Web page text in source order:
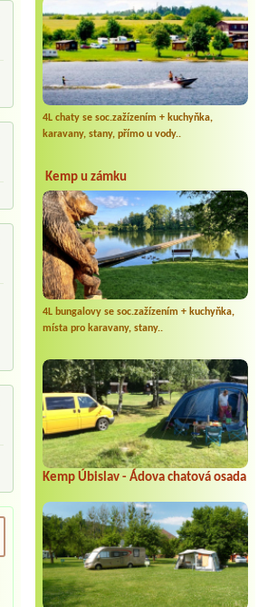
4L chaty se soc.zažízením + kuchyňka,
karavany, stany, přímo u vody..
Kemp u zámku
4L bungalovy se soc.zažízením + kuchyňka,
místa pro karavany, stany..
Kemp Úbislav - Ádova chatová osada